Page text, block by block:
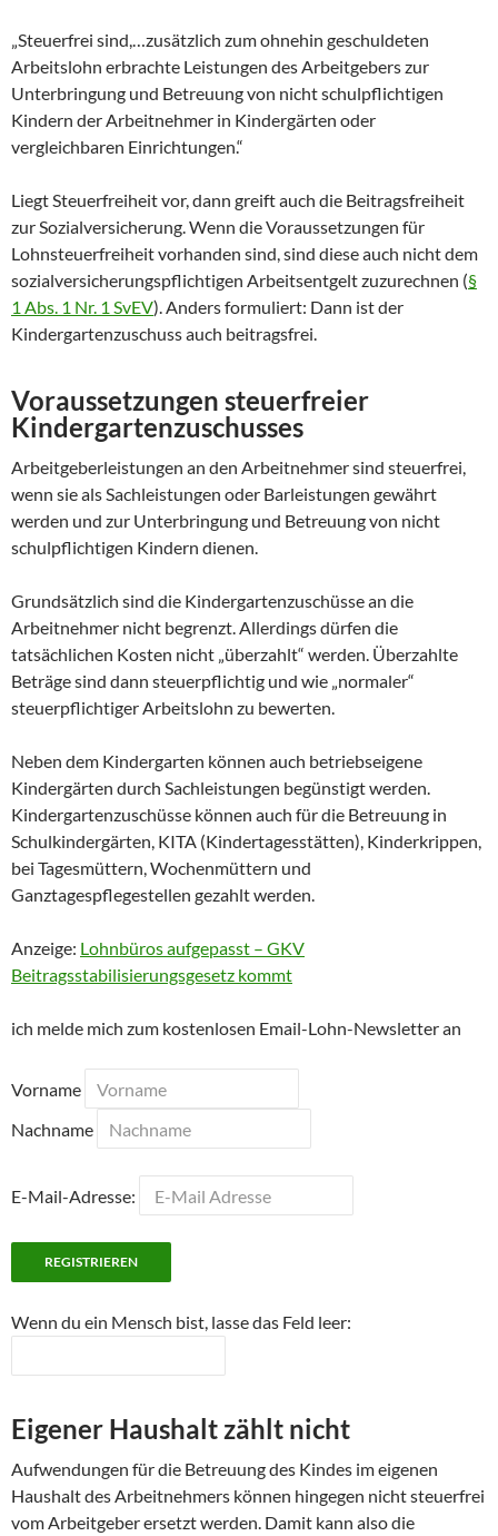
„Steuerfrei sind,…zusätzlich zum ohnehin geschuldeten
Arbeitslohn erbrachte Leistungen des Arbeitgebers zur
Unterbringung und Betreuung von nicht schulpflichtigen
Kindern der Arbeitnehmer in Kindergärten oder
vergleichbaren Einrichtungen.“
Liegt Steuerfreiheit vor, dann greift auch die Beitragsfreiheit
zur Sozialversicherung. Wenn die Voraussetzungen für
Lohnsteuerfreiheit vorhanden sind, sind diese auch nicht dem
sozialversicherungspflichtigen Arbeitsentgelt zuzurechnen (§
1 Abs. 1 Nr. 1 SvEV). Anders formuliert: Dann ist der
Kindergartenzuschuss auch beitragsfrei.
Voraussetzungen steuerfreier
Kindergartenzuschusses
Arbeitgeberleistungen an den Arbeitnehmer sind steuerfrei,
wenn sie als Sachleistungen oder Barleistungen gewährt
werden und zur Unterbringung und Betreuung von nicht
schulpflichtigen Kindern dienen.
Grundsätzlich sind die Kindergartenzuschüsse an die
Arbeitnehmer nicht begrenzt. Allerdings dürfen die
tatsächlichen Kosten nicht „überzahlt“ werden. Überzahlte
Beträge sind dann steuerpflichtig und wie „normaler“
steuerpflichtiger Arbeitslohn zu bewerten.
Neben dem Kindergarten können auch betriebseigene
Kindergärten durch Sachleistungen begünstigt werden.
Kindergartenzuschüsse können auch für die Betreuung in
Schulkindergärten, KITA (Kindertagesstätten), Kinderkrippen,
bei Tagesmüttern, Wochenmüttern und
Ganztagespflegestellen gezahlt werden.
Anzeige: Lohnbüros aufgepasst – GKV
Beitragsstabilisierungsgesetz kommt
ich melde mich zum kostenlosen Email-Lohn-Newsletter an
Vorname
Nachname
E-Mail-Adresse:
Wenn du ein Mensch bist, lasse das Feld leer:
Eigener Haushalt zählt nicht
Aufwendungen für die Betreuung des Kindes im eigenen
Haushalt des Arbeitnehmers können hingegen nicht steuerfrei
vom Arbeitgeber ersetzt werden. Damit kann also die